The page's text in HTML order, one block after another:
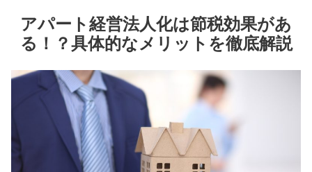
アパート経営法人化は節税効果があ
る！？具体的なメリットを徹底解説